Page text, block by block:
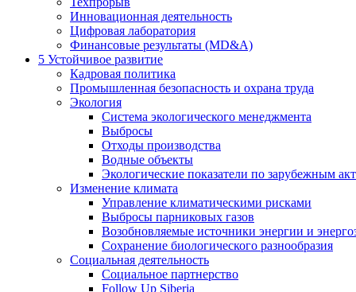
Инновационная деятельность
Цифровая лаборатория
Финансовые результаты (MD&A)
5 Устойчивое развитие
Кадровая политика
Промышленная безопасность и охрана труда
Экология
Система экологического менеджмента
Выбросы
Отходы производства
Водные объекты
Экологические показатели по зарубежным
Изменение климата
Управление климатическими рисками
Выбросы парниковых газов
Возобновляемые источники энергии и
Сохранение биологического разнообразия
Социальная деятельность
Социальное партнерство
Follow Up Siberia